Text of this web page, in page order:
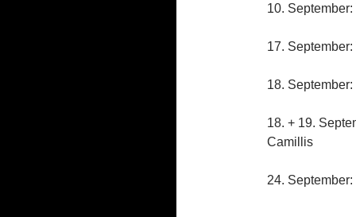
10.
17.
18.
18. + 19.
Camillis
24.